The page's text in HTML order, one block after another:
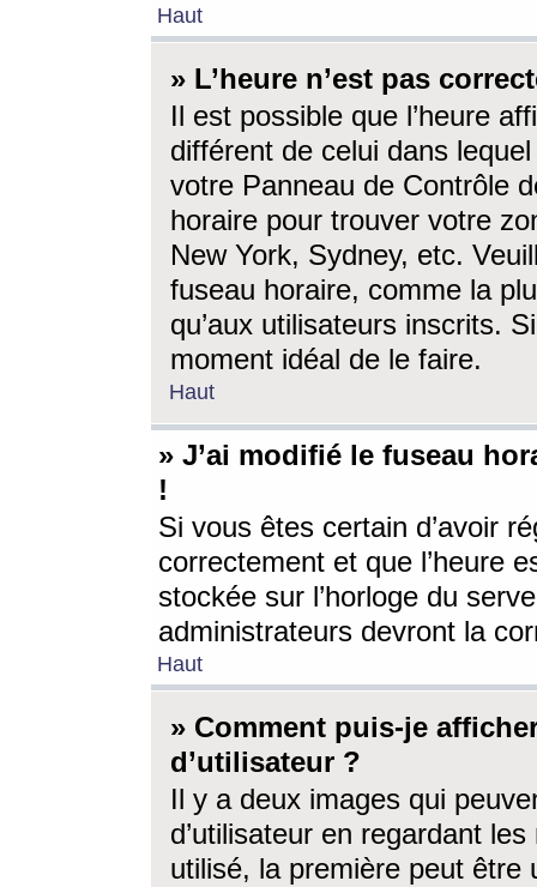
Haut
» L’heure n’est pas
Il est possible que l’heure
différent de celui dans
votre Panneau de Contrôle
horaire pour trouver votre
New York, Sydney, etc.
fuseau horaire, comme la
qu’aux utilisateurs inscrits.
moment idéal de le faire.
Haut
» J’ai modifié le fuseau
!
Si vous êtes certain d’avoir
correctement et que l’heure
stockée sur l’horloge du
administrateurs devront la
Haut
» Comment puis-je
d’utilisateur ?
Il y a deux images qui
d’utilisateur en regardant
utilisé, la première peut être